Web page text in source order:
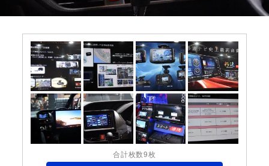
合計枚数9枚